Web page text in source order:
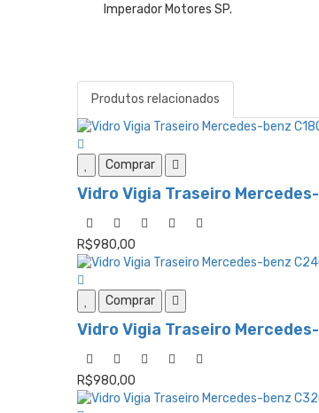
Imperador Motores SP.
Produtos relacionados
Comprar
Vidro Vigia Traseiro
R$980,00
Comprar
Vidro Vigia Traseiro
R$980,00